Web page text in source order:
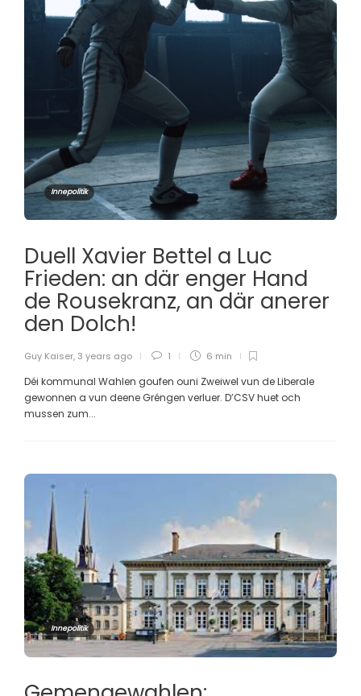
Innepolitik
Duell Xavier Bettel a Luc
Frieden: an där enger Hand
de Rousekranz, an där anerer
den Dolch!
Guy Kaiser, 3 years ago 1 6 min
Déi kommunal Wahlen goufen ouni Zweiwel vun de Liberale
gewonnen a vun deene Gréngen verluer. D’CSV huet och
mussen zum...
Innepolitik